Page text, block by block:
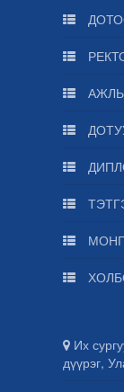
Их
дүүрэг,